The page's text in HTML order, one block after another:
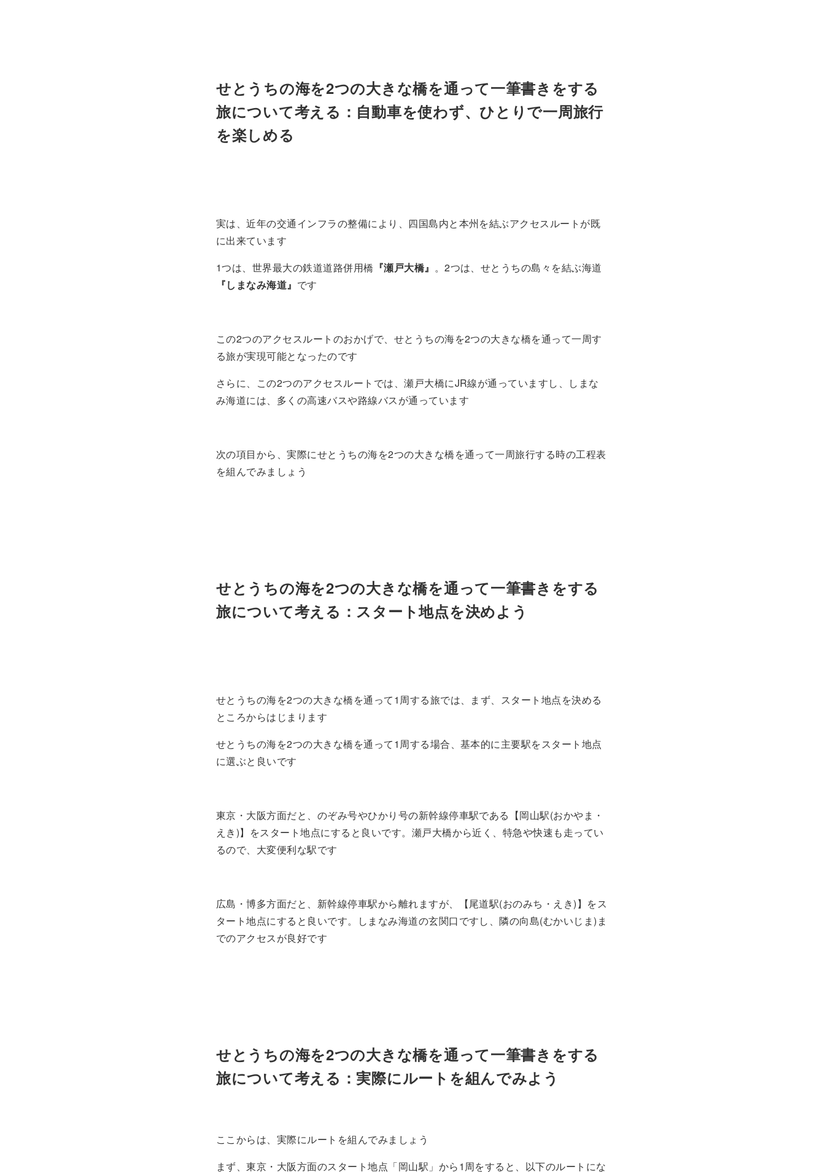
せとうちの海を2つの大きな橋を通って一筆書きをする
旅について考える：自動車を使わず、ひとりで一周旅行
を楽しめる
実は、近年の交通インフラの整備により、四国島内と本州を結ぶアクセスルートが既
に出来ています
1つは、世界最大の鉄道道路併用橋 『瀬戸大橋』 。2つは、せとうちの島々を結ぶ海道
『しまなみ海道』 です
この2つのアクセスルートのおかげで、せとうちの海を2つの大きな橋を通って一周す
る旅が実現可能となったのです
さらに、この2つのアクセスルートでは、瀬戸大橋にJR線が通っていますし、しまな
み海道には、多くの高速バスや路線バスが通っています
次の項目から、実際にせとうちの海を2つの大きな橋を通って一周旅行する時の工程表
を組んでみましょう
せとうちの海を2つの大きな橋を通って一筆書きをする
旅について考える：スタート地点を決めよう
せとうちの海を2つの大きな橋を通って1周する旅では、まず、スタート地点を決める
ところからはじまります
せとうちの海を2つの大きな橋を通って1周する場合、基本的に主要駅をスタート地点
に選ぶと良いです
東京・大阪方面だと、のぞみ号やひかり号の新幹線停車駅である【岡山駅(おかやま・
えき)】をスタート地点にすると良いです。瀬戸大橋から近く、特急や快速も走ってい
るので、大変便利な駅です
広島・博多方面だと、新幹線停車駅から離れますが、【尾道駅(おのみち・えき)】をス
タート地点にすると良いです。しまなみ海道の玄関口ですし、隣の向島(むかいじま)ま
でのアクセスが良好です
せとうちの海を2つの大きな橋を通って一筆書きをする
旅について考える：実際にルートを組んでみよう
ここからは、実際にルートを組んでみましょう
まず、東京・大阪方面のスタート地点「岡山駅」から1周をすると、以下のルートにな